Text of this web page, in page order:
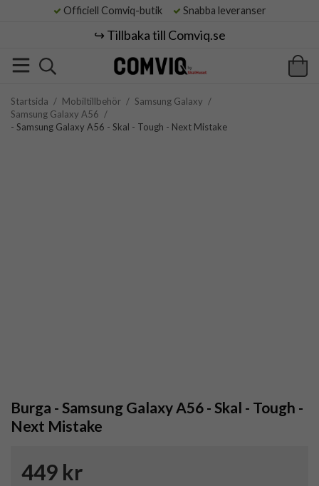
Officiell Comviq-butik Snabba leveranser
↪️ Tillbaka till Comviq.se
Startsida / Mobiltillbehör / Samsung Galaxy /
Samsung Galaxy A56 /
- Samsung Galaxy A56 - Skal - Tough - Next Mistake
Burga - Samsung Galaxy A56 - Skal - Tough -
Next Mistake
449 kr